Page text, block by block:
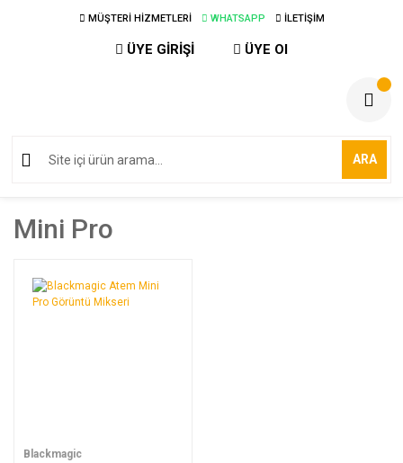
MÜŞTERİ HİZMETLERİ WHATSAPP İLETİŞİM
ÜYE GİRİŞİ ÜYE Ol
ARA
Mini Pro
Blackmagic